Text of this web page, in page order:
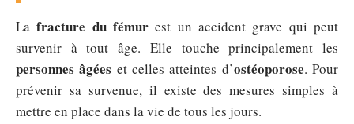
Lafracture du fémur est un accident grave qui peut
survenir à tout âge. Elle touche principalement les
personnes âgées et celles atteintes d’ostéoporose. Pour
prévenir sa survenue, il existe des mesures simples à
mettre en place dans la vie de tous les jours.